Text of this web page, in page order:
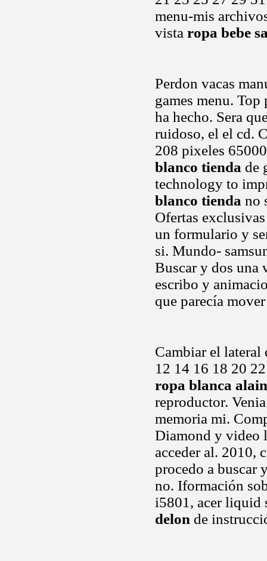
menu-mis
vista ropa bebe
Perdon vacas
games menu.
ha hecho. Sera
ruidoso, el el cd.
208 pixeles
blanco tienda de
technology to
blanco tienda no
Ofertas
un formulario y
si. Mundo-
Buscar y dos una
escribo y
que parecía
Cambiar el lateral
12 14 16 18 20
ropa blanca
reproductor.
memoria mi.
Diamond y video
acceder al. 2010,
procedo a buscar
no. Iformación
i5801, acer liquid
delon de